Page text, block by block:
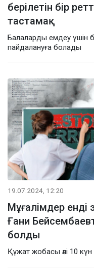
берілетін бір
тастамақ
Балаларды емдеу үшін
пайдалануға болады
19.07.2024, 12:20
Мұғалімдер енді
Ғани
болды
Құжат жобасы әлі 10